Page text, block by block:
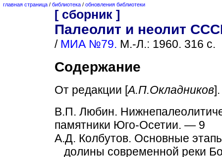
главная страница / библиотека / обновления библиотеки
[ сборник ]
Палеолит и неолит
/ МИА №79. М.-Л.: 1960. 316 с.
Содержание
От редакции [А.П.Окладников
В.П. Любин.
памятники Юго-Осетии. — 9
А.Д. Колбутов. Основные
долины современной реки